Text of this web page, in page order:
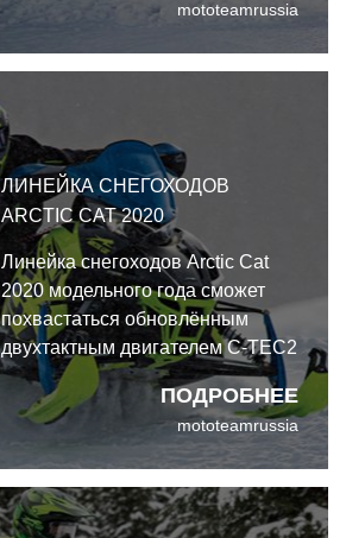
настоящее время на рынке.
mototeamrussia
ЛИНЕЙКА СНЕГОХОДОВ
ARCTIC CAT 2020
ПОДРОБНЕЕ
Линейка снегоходов Arctic Cat
2020 модельного года сможет
похвастаться обновлённым
двухтактным двигателем C-TEC2
с рабочим объёмом 794 куб. см,
новой серией кроссоверов Riot и
новыми горными моделями
Alpha One.
mototeamrussia